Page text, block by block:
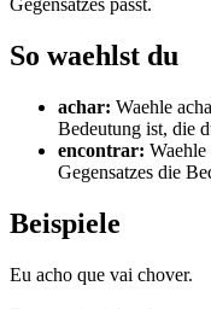
Gegensatzes passt.
So waehlst du
achar: Waehle
Bedeutung ist, die
encontrar: Waehle
Gegensatzes die
Beispiele
Eu acho que vai chover.